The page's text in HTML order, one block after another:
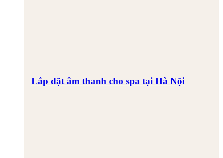
Lắp đặt âm thanh cho spa tại Hà Nội